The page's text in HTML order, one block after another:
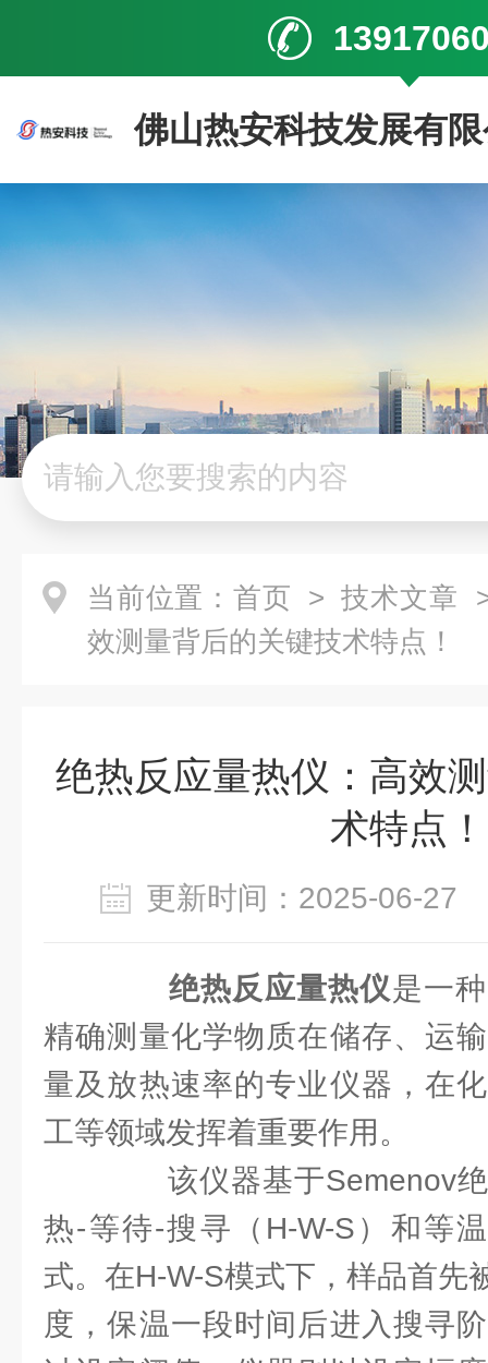
佛山热安科技发展有
当前位置： 首页 > 技术文章
效测量背后的关键技术特点！
绝热反应量热仪：高效
术特点！
更新时间：2025-06-
绝热反应量热仪是一
精确测量化学物质在储存、运
量及放热速率的专业仪器，在
工等领域发挥着重要作用。
该仪器基于Semenov绝
热-等待-搜寻（H-W-S）和等
式。在H-W-S模式下，样品首先
度，保温一段时间后进入搜寻